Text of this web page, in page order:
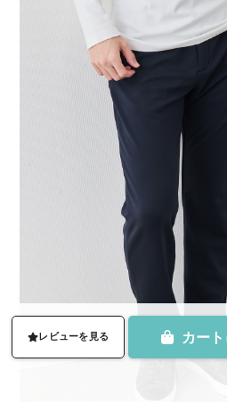
レビューを見る カー